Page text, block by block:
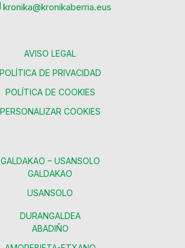
kronika@kronikaberria.eus
AVISO LEGAL
POLÍTICA DE PRIVACIDAD
POLÍTICA DE COOKIES
PERSONALIZAR COOKIES
GALDAKAO – USANSOLO
GALDAKAO
USANSOLO
DURANGALDEA
ABADIÑO